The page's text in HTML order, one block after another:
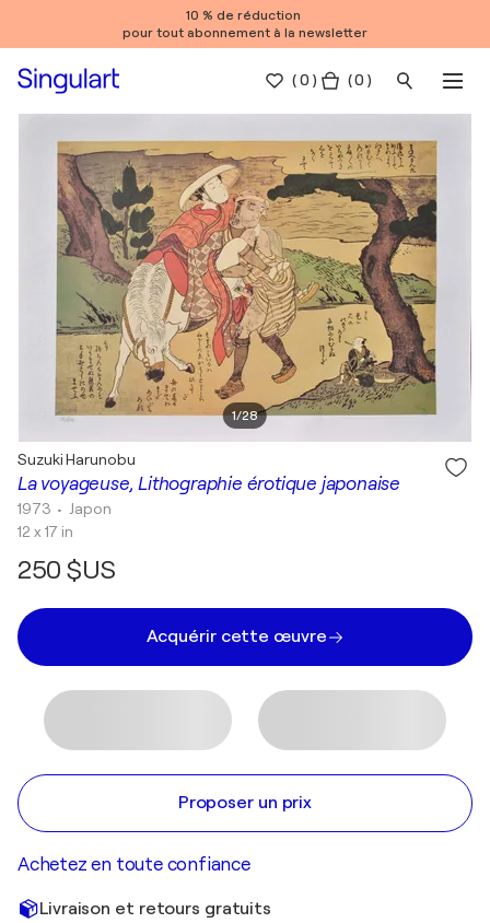
10 % de réduction
pour tout abonnement à la newsletter
(0 ) ( 0 )
1/28
La voyageuse, Lithographie érotique japonaise
Suzuki Harunobu
1973 • Japon
12 x 17 in
250 $US
Acquérir cette œuvre
Proposer un prix
Achetez en toute confiance
Livraison et retours gratuits